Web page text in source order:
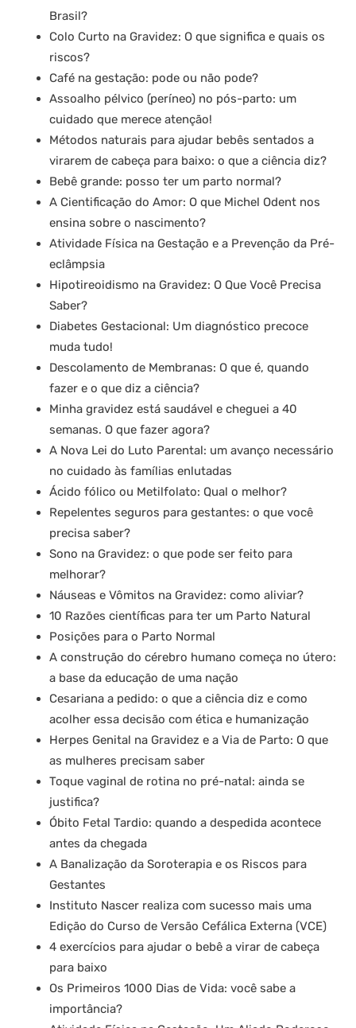
Brasil?
Colo Curto na Gravidez: O que significa e quais os
riscos?
Café na gestação: pode ou não pode?
Assoalho pélvico (períneo) no pós-parto: um
cuidado que merece atenção!
Métodos naturais para ajudar bebês sentados a
virarem de cabeça para baixo: o que a ciência diz?
Bebê grande: posso ter um parto normal?
A Cientificação do Amor: O que Michel Odent nos
ensina sobre o nascimento?
Atividade Física na Gestação e a Prevenção da Pré-
eclâmpsia
Hipotireoidismo na Gravidez: O Que Você Precisa
Saber?
Diabetes Gestacional: Um diagnóstico precoce
muda tudo!
Descolamento de Membranas: O que é, quando
fazer e o que diz a ciência?
Minha gravidez está saudável e cheguei a 40
semanas. O que fazer agora?
A Nova Lei do Luto Parental: um avanço necessário
no cuidado às famílias enlutadas
Ácido fólico ou Metilfolato: Qual o melhor?
Repelentes seguros para gestantes: o que você
precisa saber?
Sono na Gravidez: o que pode ser feito para
melhorar?
Náuseas e Vômitos na Gravidez: como aliviar?
10 Razões científicas para ter um Parto Natural
Posições para o Parto Normal
A construção do cérebro humano começa no útero:
a base da educação de uma nação
Cesariana a pedido: o que a ciência diz e como
acolher essa decisão com ética e humanização
Herpes Genital na Gravidez e a Via de Parto: O que
as mulheres precisam saber
Toque vaginal de rotina no pré-natal: ainda se
justifica?
Óbito Fetal Tardio: quando a despedida acontece
antes da chegada
A Banalização da Soroterapia e os Riscos para
Gestantes
Instituto Nascer realiza com sucesso mais uma
Edição do Curso de Versão Cefálica Externa (VCE)
4 exercícios para ajudar o bebê a virar de cabeça
para baixo
Os Primeiros 1000 Dias de Vida: você sabe a
importância?